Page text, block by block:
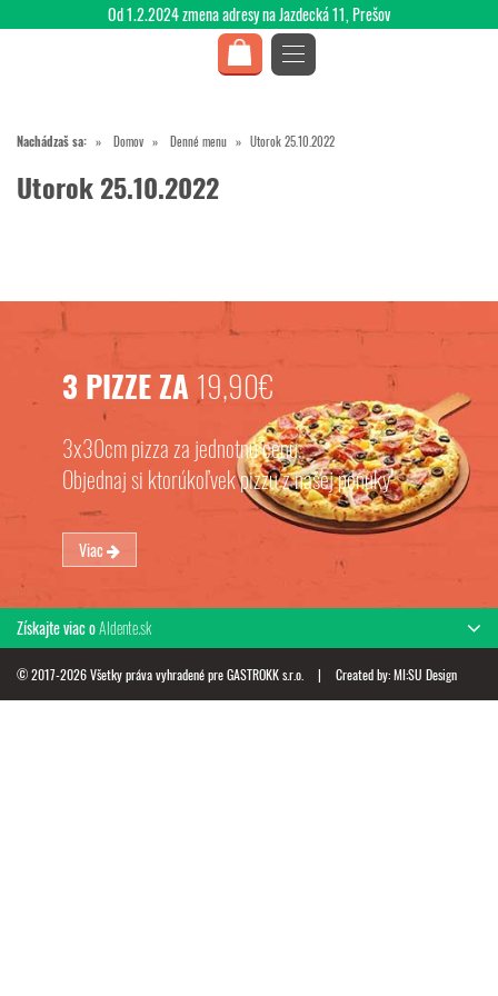
Nachádzaš sa: Domov Denné menu Utorok 25.10.2022
Utorok 25.10.2022
3 PIZZE ZA 19,90€
3x30cm pizza za jednotnú cenu.
Objednaj si ktorúkoľvek pizzu z našej ponuky
Viac
Získajte viac oAldente.sk
© 2017-2026 Všetky práva vyhradené pre GASTROKK s.r.o. | Created by:MI:SU Design
Od 1.2.2024 zmena adresy na Jazdecká 11, Prešov